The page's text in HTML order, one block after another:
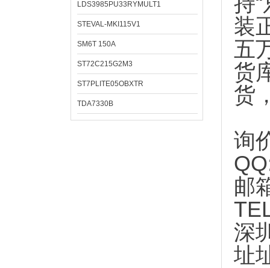
LDS3985PU33RYMULT1
STEVAL-MKI115V1
SM6T 150A
ST72C215G2M3
ST7PLITE05OBXTR
TDA7330B
装
五
货
货
询
邮
深
址